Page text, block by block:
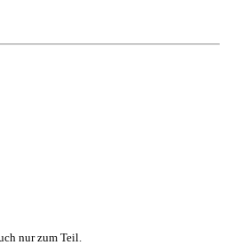
nur zum Teil.